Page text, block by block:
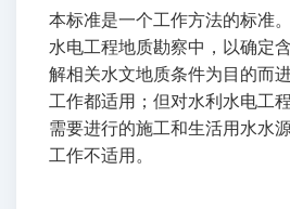
本标准是一个工作方法的标准
水电工程地质勘察中，以确定
解相关水文地质条件为目的而
工作都适用；但对水利水电工
需要进行的施工和生活用水水
工作不适用。